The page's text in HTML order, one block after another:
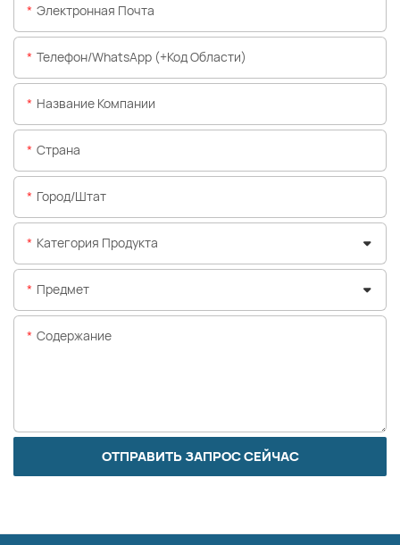
Электронная Почта
Телефон/WhatsApp (+код Области)
Название Компании
Страна
Город/штат
Категория Продукта
Предмет
Содержание
ОТПРАВИТЬ ЗАПРОС СЕЙЧАС